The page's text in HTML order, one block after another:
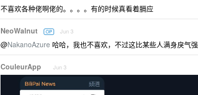
不喜欢各种佬啊佬的。。。。有的时候真看着膈应
NeoWalnut OP Jun 3
@NakanoAzure 哈哈，我也不喜欢，不过这比某些人满身戾气强
CouleurApp Jun 3